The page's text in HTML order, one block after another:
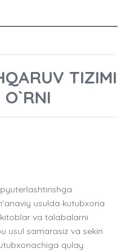
TIZIMI
usulda kutubxona
va talabalarni
usul samarasiz va sekin
qulay